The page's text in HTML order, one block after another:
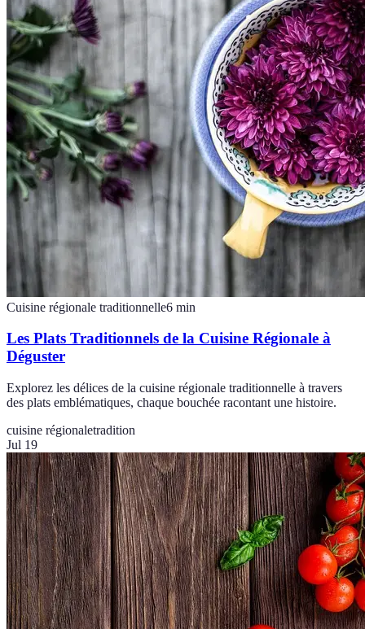
Cuisine régionale traditionnelle6 min
Les Plats Traditionnels de la Cuisine Régionale à
Déguster
Explorez les délices de la cuisine régionale traditionnelle à travers
des plats emblématiques, chaque bouchée racontant une histoire.
cuisine régionaletradition
Jul 19